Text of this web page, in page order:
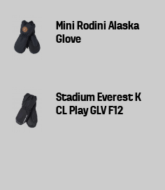
Mini Rodini Alaska
Glove
Stadium Everest K
CL Play GLV F12